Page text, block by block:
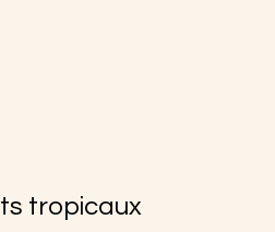
tropicaux